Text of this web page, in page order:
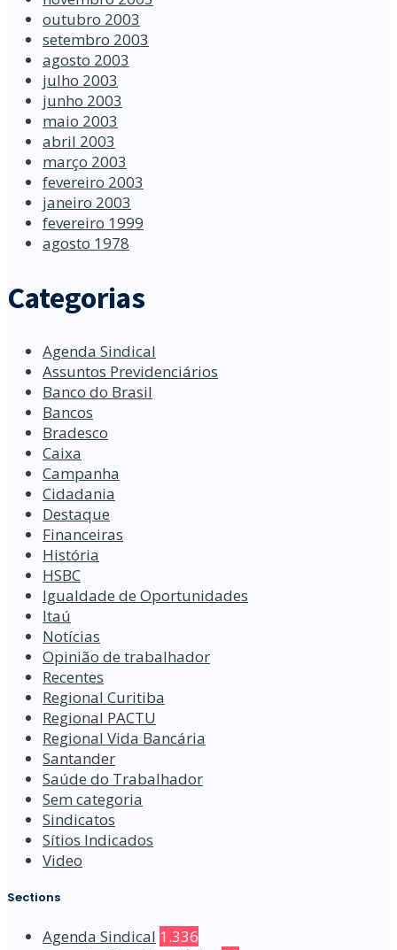
outubro 2003
setembro 2003
agosto 2003
julho 2003
junho 2003
maio 2003
abril 2003
março 2003
fevereiro 2003
janeiro 2003
fevereiro 1999
agosto 1978
Categorias
Agenda Sindical
Assuntos Previdenciários
Banco do Brasil
Bancos
Bradesco
Caixa
Campanha
Cidadania
Destaque
Financeiras
História
HSBC
Igualdade de Oportunidades
Itaú
Notícias
Opinião de trabalhador
Recentes
Regional Curitiba
Regional PACTU
Regional Vida Bancária
Santander
Saúde do Trabalhador
Sem categoria
Sindicatos
Sítios Indicados
Video
Sections
Agenda Sindical 1.336